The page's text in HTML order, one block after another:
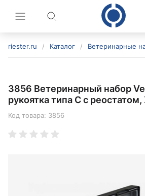
riester.ru / Каталог / Ветеринарные
3856 Ветеринарный набор
рукоятка типа C с реостатом,
Код товара: 3856